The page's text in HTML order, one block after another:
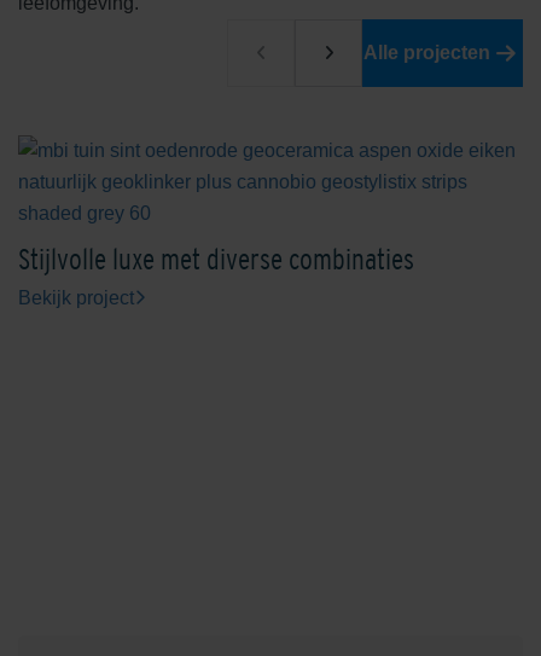
Edelrood
Engels Rood Ferro
Alle projecten
Stijlvolle luxe met diverse combinaties
Bekijk project